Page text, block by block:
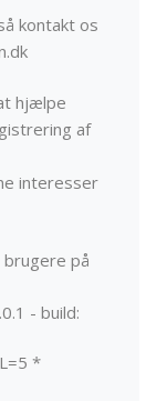
kontakt os
hjælpe
af
interesser
på
- build:
*